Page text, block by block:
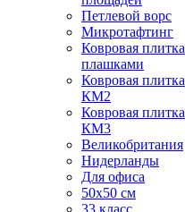
Петлевой ворс
Микротафтинг
Ковровая плитка
плашками
Ковровая плитка
КМ2
Ковровая плитка
КМ3
Великобритания
Нидерланды
Для офиса
50х50 см
33 класс